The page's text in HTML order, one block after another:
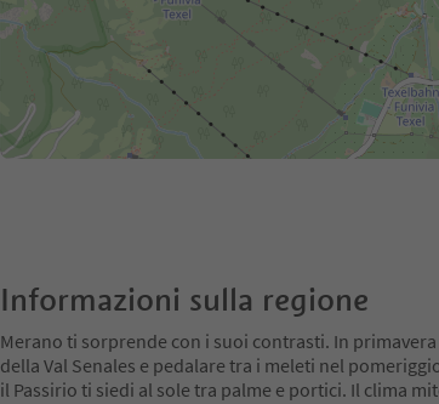
Informazioni sulla regione
Merano ti sorprende con i suoi contrasti. In
della Val Senales e pedalare tra i meleti nel
il Passirio ti siedi al sole tra palme e portici. Il clima